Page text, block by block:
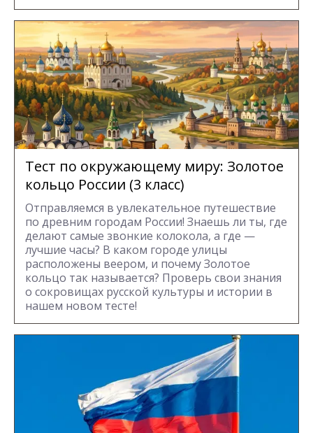
Тест по окружающему миру: Золотое
кольцо России (3 класс)
Отправляемся в увлекательное путешествие
по древним городам России! Знаешь ли ты, где
делают самые звонкие колокола, а где —
лучшие часы? В каком городе улицы
расположены веером, и почему Золотое
кольцо так называется? Проверь свои знания
о сокровищах русской культуры и истории в
нашем новом тесте!